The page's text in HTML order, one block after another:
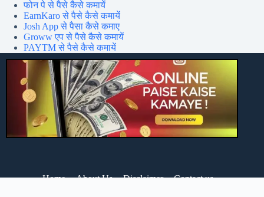
फोन पे से पैसे कैसे कमायें
EarnKaro से पैसे कैसे कमायें
Josh App से पैसा कैसे कमाए
Groww एप से पैसे कैसे कमायें
PAYTM से पैसे कैसे कमायें
Home About Us Disclaimer Contact us